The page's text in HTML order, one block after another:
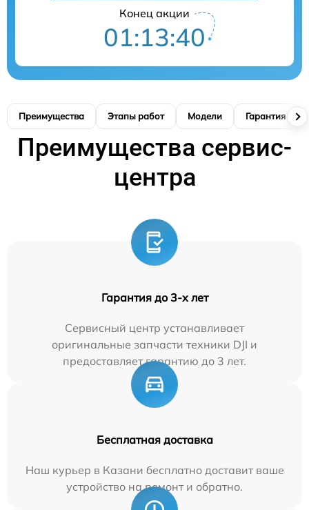
Конец акции
01:13:40
Преимущества Этапы работ Модели Гарантия
Преимущества сервис-
центра
Гарантия до 3-х лет
Сервисный центр устанавливает
оригинальные запчасти техники DJI и
предоставляет гарантию до 3 лет.
Бесплатная доставка
Наш курьер в Казани бесплатно доставит ваше
устройство на ремонт и обратно.